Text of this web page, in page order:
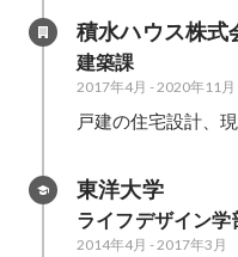
積水ハウス株式
建築課
2017年4月 -2020年11月
戸建の住宅設計、
東洋大学
ライフデザイン学
2014年4月 -2017年3月